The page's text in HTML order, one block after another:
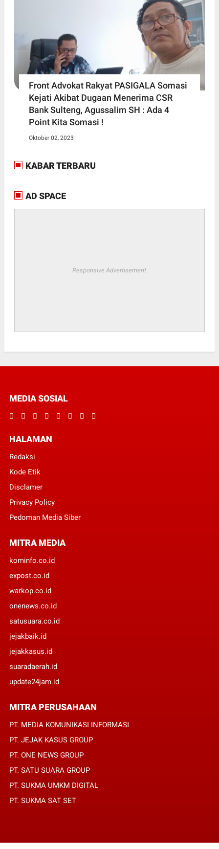
Front Advokat Rakyat PASIGALA Somasi
Kejati Akibat Dugaan Menerima CSR
Bank Sulteng, Agussalim SH : Ada 4
Point Kita Somasi !
Oktober 02, 2023
KABAR TERBARU
AD SPACE
Responsive Advertisement
MEDIA SOSIAL
HALAMAN
Redaksi
Kode Etik
Disclamer
Privacy Policy
Pedoman Media Siber
MITRA MEDIA
kominfo.co.id
expost.co.id
warkop.co.id
onenews.co.id
satusuara.co.id
jejakbaik.id
jejakkasus.id
suaradaerah.id
update24jam.id
MITRA PERUSAHAAN
PT. MEDIA KOMUNIKASI INFORMASI
PT. JEJAK KASUS GROUP
PT. ONE NEWS GROUP
PT. SATU SUARA GROUP
PT. SUKMA UMKM DIGITAL
PT. SUKMA SAT SET